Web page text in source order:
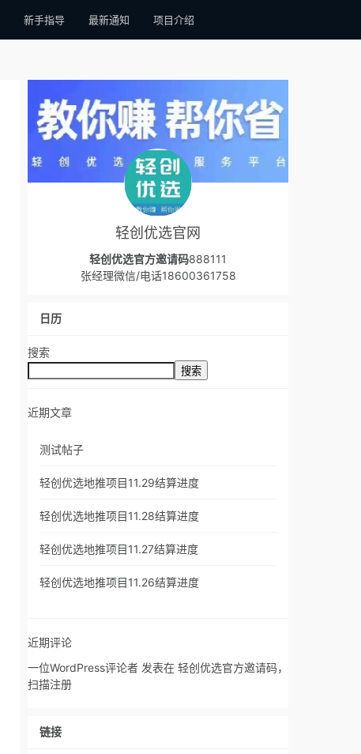
新手指导 最新通知 项目介绍
轻创优选官网
轻创优选官方邀请码888111
张经理微信/电话18600361758
日历
搜索
搜索
近期文章
测试帖子
轻创优选地推项目11.29结算进度
轻创优选地推项目11.28结算进度
轻创优选地推项目11.27结算进度
轻创优选地推项目11.26结算进度
近期评论
一位WordPress评论者 发表在 轻创优选官方邀请码，
扫描注册
链接